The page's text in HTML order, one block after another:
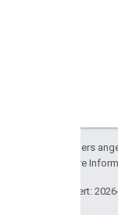
Sofern nicht anders
lizenziert. Weitere
Zuletzt aktualisiert: